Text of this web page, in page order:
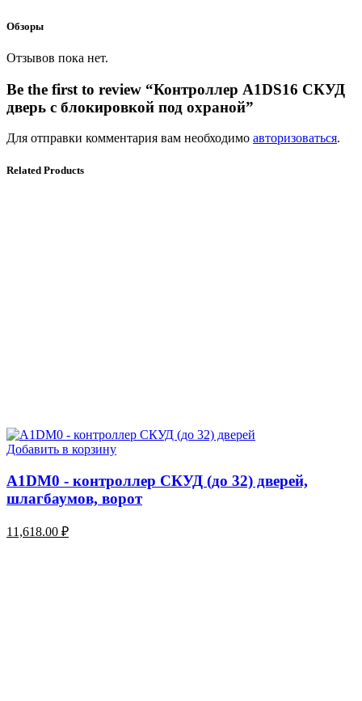
Обзоры
Отзывов пока нет.
Be the first to review “Контроллер A1DS16 СКУД
дверь с блокировкой под охраной”
Для отправки комментария вам необходимо авторизоваться.
Related Products
Добавить в корзину
A1DM0 - контроллер СКУД (до 32) дверей,
шлагбаумов, ворот
11,618.00 ₽